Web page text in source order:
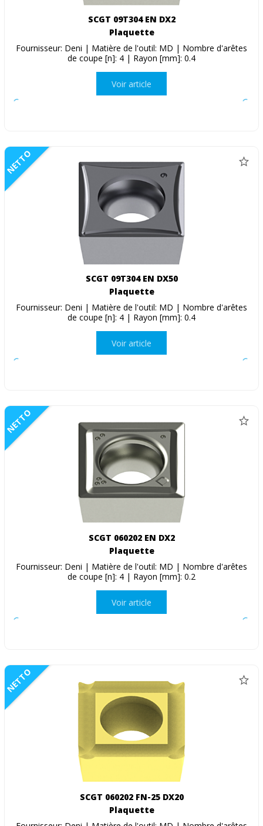
SCGT 09T304 EN DX2
Plaquette
Fournisseur: Deni | Matière de l'outil: MD | Nombre d'arêtes
de coupe [n]: 4 | Rayon [mm]: 0.4
Voir article
NETTO
SCGT 09T304 EN DX50
Plaquette
Fournisseur: Deni | Matière de l'outil: MD | Nombre d'arêtes
de coupe [n]: 4 | Rayon [mm]: 0.4
Voir article
NETTO
SCGT 060202 EN DX2
Plaquette
Fournisseur: Deni | Matière de l'outil: MD | Nombre d'arêtes
de coupe [n]: 4 | Rayon [mm]: 0.2
Voir article
NETTO
SCGT 060202 FN-25 DX20
Plaquette